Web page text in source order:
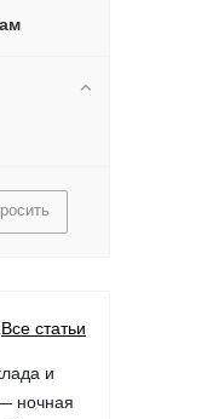
Все статьи
и
ночная